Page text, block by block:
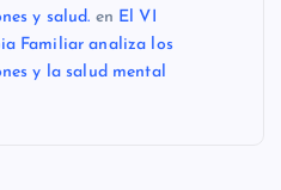
y salud. en El VI
Familiar analiza los
y la salud mental